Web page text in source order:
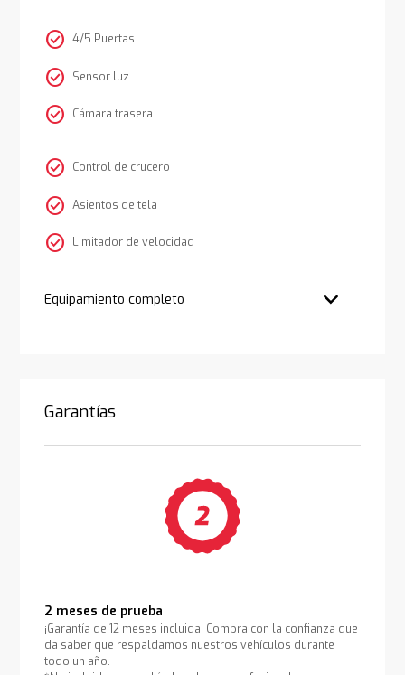
check_circle 4/5 Puertas
check_circle Sensor luz
check_circle Cámara trasera
check_circle Control de crucero
check_circle Asientos de tela
check_circle Limitador de velocidad
Equipamiento completo
Garantías
2 meses de prueba
¡Garantía de 12 meses incluida! Compra con la confianza que
da saber que respaldamos nuestros vehículos durante
todo un año.